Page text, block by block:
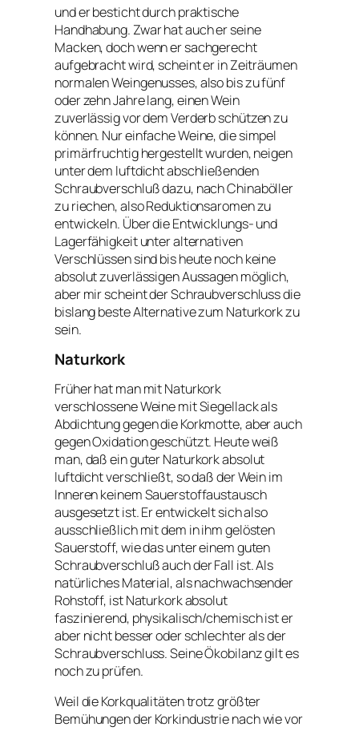
und er besticht durch praktische
Handhabung. Zwar hat auch er seine
Macken, doch wenn er sachgerecht
aufgebracht wird, scheint er in Zeiträumen
normalen Weingenusses, also bis zu fünf
oder zehn Jahre lang, einen Wein
zuverlässig vor dem Verderb schützen zu
können. Nur einfache Weine, die simpel
primärfruchtig hergestellt wurden, neigen
unter dem luftdicht abschließenden
Schraubverschluß dazu, nach Chinaböller
zu riechen, also Reduktionsaromen zu
entwickeln. Über die Entwicklungs- und
Lagerfähigkeit unter alternativen
Verschlüssen sind bis heute noch keine
absolut zuverlässigen Aussagen möglich,
aber mir scheint der Schraubverschluss die
bislang beste Alternative zum Naturkork zu
sein.
Naturkork
Früher hat man mit Naturkork
verschlossene Weine mit Siegellack als
Abdichtung gegen die Korkmotte, aber auch
gegen Oxidation geschützt. Heute weiß
man, daß ein guter Naturkork absolut
luftdicht verschließt, so daß der Wein im
Inneren keinem Sauerstoffaustausch
ausgesetzt ist. Er entwickelt sich also
ausschließlich mit dem in ihm gelösten
Sauerstoff, wie das unter einem guten
Schraubverschluß auch der Fall ist. Als
natürliches Material, als nachwachsender
Rohstoff, ist Naturkork absolut
faszinierend, physikalisch/chemisch ist er
aber nicht besser oder schlechter als der
Schraubverschluss. Seine Ökobilanz gilt es
noch zu prüfen.
Weil die Korkqualitäten trotz größter
Bemühungen der Korkindustrie nach wie vor